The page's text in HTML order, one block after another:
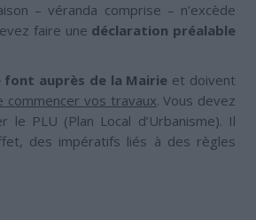
– véranda comprise – n’excède
faire une déclaration préalable
font auprès de la Mairie et doivent
commencer vos travaux. Vous devez
le PLU (Plan Local d’Urbanisme). Il
des impératifs liés à des règles